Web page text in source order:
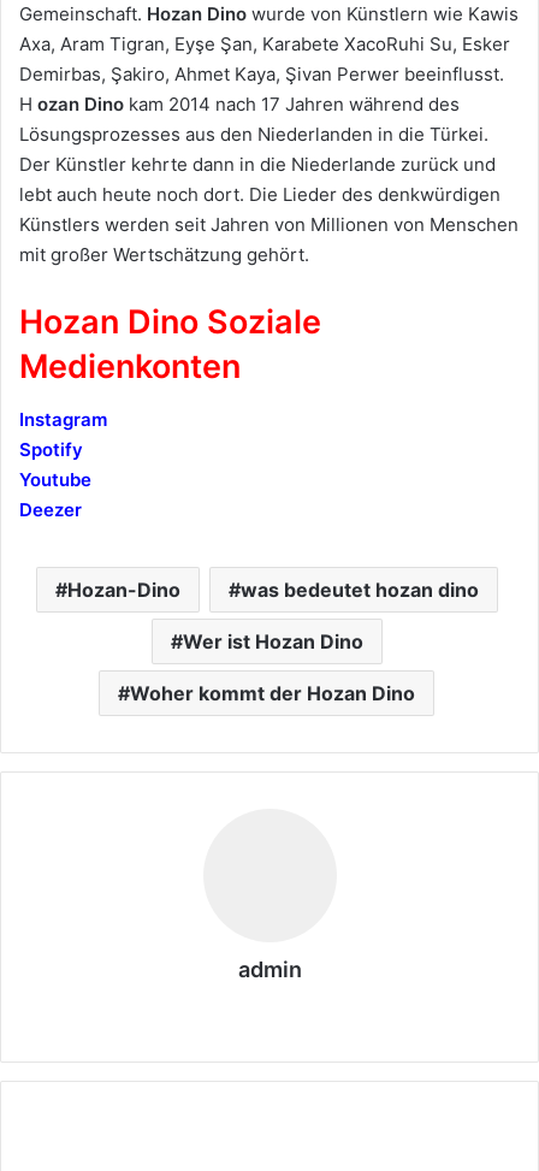
Gemeinschaft. Hozan Dino wurde von Künstlern wie Kawis
Axa, Aram Tigran, Eyşe Şan, Karabete XacoRuhi Su, Esker
Demirbas, Şakiro, Ahmet Kaya, Şivan Perwer beeinflusst.
H ozan Dino kam 2014 nach 17 Jahren während des
Lösungsprozesses aus den Niederlanden in die Türkei.
Der Künstler kehrte dann in die Niederlande zurück und
lebt auch heute noch dort. Die Lieder des denkwürdigen
Künstlers werden seit Jahren von Millionen von Menschen
mit großer Wertschätzung gehört.
Hozan Dino Soziale
Medienkonten
Instagram
Spotify
Youtube
Deezer
Hozan-Dino was bedeutet hozan dino
Wer ist Hozan Dino
Woher kommt der Hozan Dino
admin
eit